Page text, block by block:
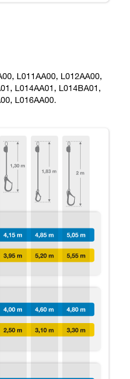
L011AA00, L012AA00,
L014AA01, L014BA01,
L016AA00.